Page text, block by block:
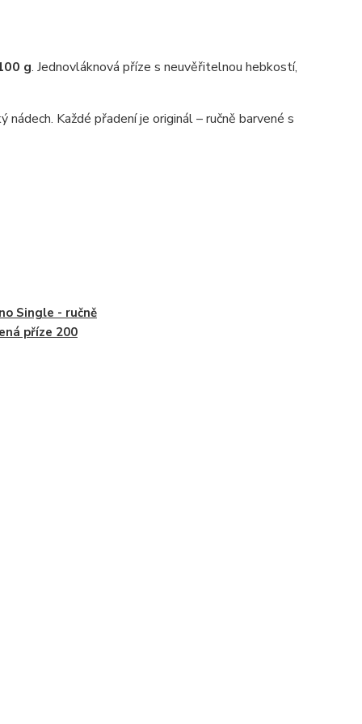
g. Jednovláknová příze s neuvěřitelnou hebkostí,
Každé přadení je originál – ručně barvené s
Single - ručně
příze 200